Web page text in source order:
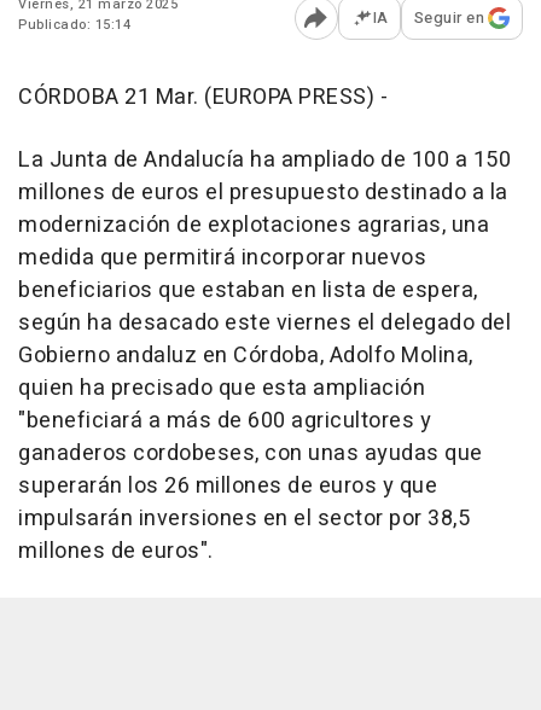
Viernes, 21 marzo 2025
Publicado: 15:14
Abrir opciones para
IA Seguir en
CÓRDOBA 21 Mar. (EUROPA PRESS) -
La Junta de Andalucía ha ampliado de 100 a 150
millones de euros el presupuesto destinado a la
modernización de explotaciones agrarias, una
medida que permitirá incorporar nuevos
beneficiarios que estaban en lista de espera,
según ha desacado este viernes el delegado del
Gobierno andaluz en Córdoba, Adolfo Molina,
quien ha precisado que esta ampliación
"beneficiará a más de 600 agricultores y
ganaderos cordobeses, con unas ayudas que
superarán los 26 millones de euros y que
impulsarán inversiones en el sector por 38,5
millones de euros".